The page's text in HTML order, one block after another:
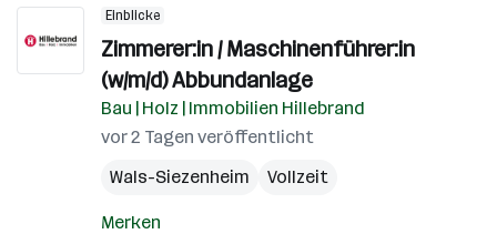
Salzburg
Einblicke
Zimmerer:in / Maschinenführer:in
(w/m/d) Abbundanlage
Bau | Holz | Immobilien Hillebrand
vor 2 Tagen veröffentlicht
Wals-Siezenheim
Vollzeit
Merken